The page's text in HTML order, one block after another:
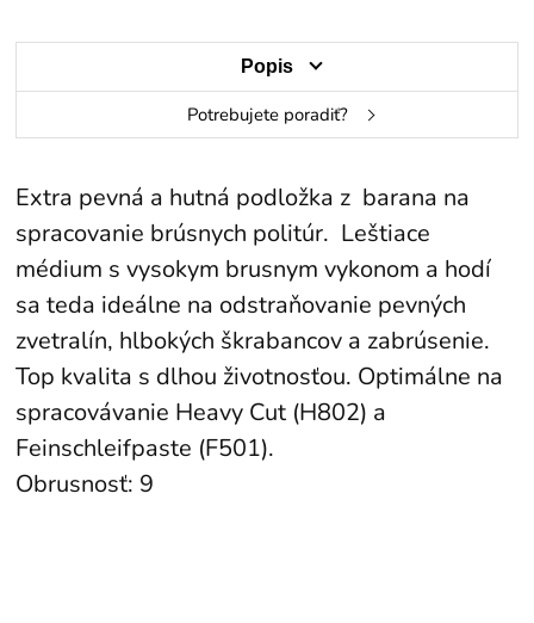
Popis
Potrebujete poradiť?
Extra pevná a hutná podložka z barana na
spracovanie brúsnych politúr. Leštiace
médium s vysokym brusnym vykonom a hodí
sa teda ideálne na odstraňovanie pevných
zvetralín, hlbokých škrabancov a zabrúsenie.
Top kvalita s dlhou životnosťou. Optimálne na
spracovávanie Heavy Cut (H802) a
Feinschleifpaste (F501).
Obrusnosť: 9